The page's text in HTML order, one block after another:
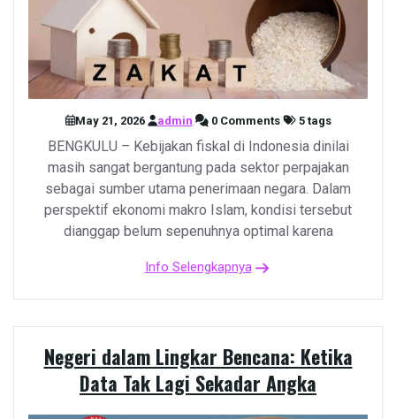
May 21, 2026 admin 0 Comments 5 tags
BENGKULU – Kebijakan fiskal di Indonesia dinilai
masih sangat bergantung pada sektor perpajakan
sebagai sumber utama penerimaan negara. Dalam
perspektif ekonomi makro Islam, kondisi tersebut
dianggap belum sepenuhnya optimal karena
Info Selengkapnya
Negeri dalam Lingkar Bencana: Ketika
Data Tak Lagi Sekadar Angka